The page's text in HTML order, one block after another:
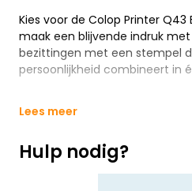
Kies voor de Colop Printer Q43
maak een blijvende indruk met
bezittingen met een stempel
persoonlijkheid combineert in
Lees meer
Hulp nodig?